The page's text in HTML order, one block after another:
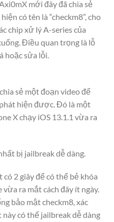
mới đây đã chia sẻ
có tên là “checkm8”, cho
chip xử lý A-series của
Điều quan trọng là lỗ
hoặc sửa lỗi.
sẻ một đoạn video để
hiện được. Đó là một
X chạy iOS 13.1.1 vừa ra
bị jailbreak dễ dàng.
2 giây để có thể bẻ khóa
vừa ra mắt cách đây ít ngày.
bảo mật checkm8, xác
có thể jailbreak dễ dàng